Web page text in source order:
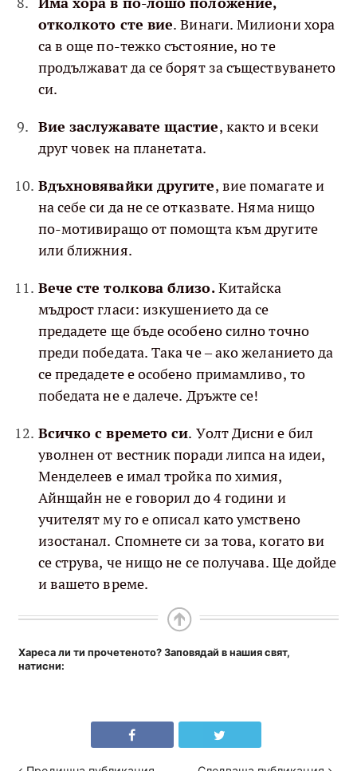
отколкото сте вие. Винаги. Милиони хора
са в още по-тежко състояние, но те
продължават да се борят за съществуването
си.
Вие заслужавате щастие, както и всеки
друг човек на планетата.
Вдъхновявайки другите, вие помагате и
на себе си да не се отказвате. Няма нищо
по-мотивиращо от помощта към другите
или ближния.
Вече сте толкова близо.Китайска
мъдрост гласи: изкушението да се
предадете ще бъде особено силно точно
преди победата. Така че – ако желанието да
се предадете е особено примамливо, то
победата не е далече. Дръжте се!
Всичко с времето си. Уолт Дисни е бил
уволнен от вестник поради липса на идеи,
Менделеев е имал тройка по химия,
Айнщайн не е говорил до 4 години и
учителят му го е описал като умствено
изостанал. Спомнете си за това, когато ви
се струва, че нищо не се получава. Ще дойде
и вашето време.
Хареса ли ти прочетеното? Заповядай в нашия свят,
натисни: